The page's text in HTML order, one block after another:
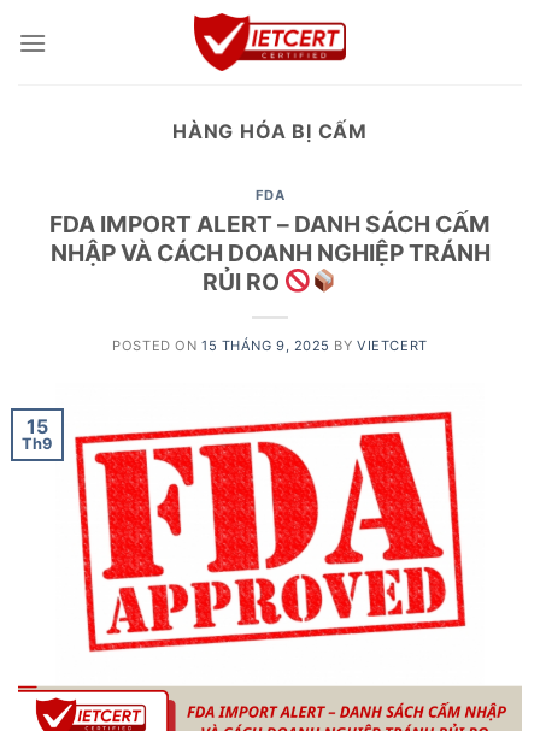
HÀNG HÓA BỊ CẤM
FDA
FDA IMPORT ALERT – DANH SÁCH CẤM
NHẬP VÀ CÁCH DOANH NGHIỆP TRÁNH
RỦI RO
POSTED ON 15 THÁNG 9, 2025 BYVIETCERT
15
Th9